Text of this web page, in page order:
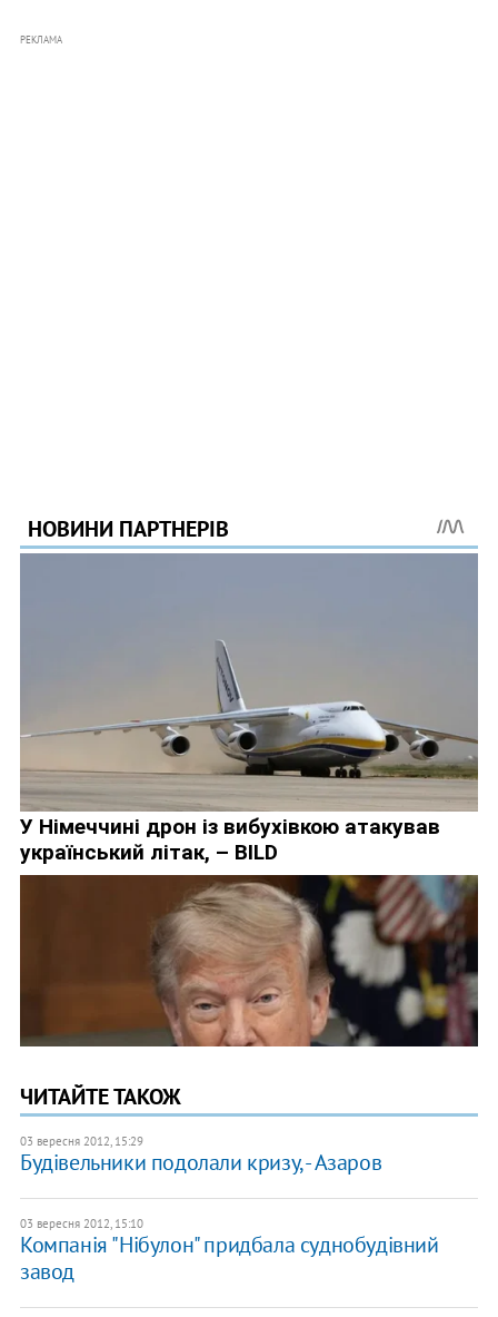
РЕКЛАМА
ЧИТАЙТЕ ТАКОЖ
03 вересня 2012, 15:29
Будівельники подолали кризу, - Азаров
03 вересня 2012, 15:10
Компанія "Нібулон" придбала суднобудівний
завод